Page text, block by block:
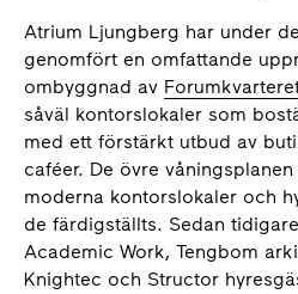
Atrium Ljungberg har under
genomfört en omfattande
ombyggnad av
såväl kontorslokaler som
med ett förstärkt utbud av
caféer. De övre
moderna kontorslokaler och
de färdigställts. Sedan
Academic Work, Tengbom
Knightec och Structor